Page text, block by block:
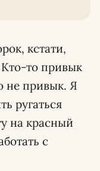
кстати,
то привык
не привык. Я
ругаться
на красный
с